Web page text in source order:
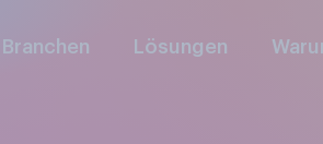
Branchen Lösungen